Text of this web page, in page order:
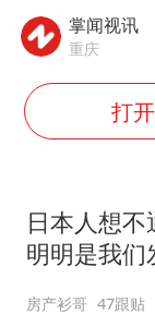
掌闻视讯
重庆
打
日本人想
明明是我们
全被中方
房产衫哥 47跟贴